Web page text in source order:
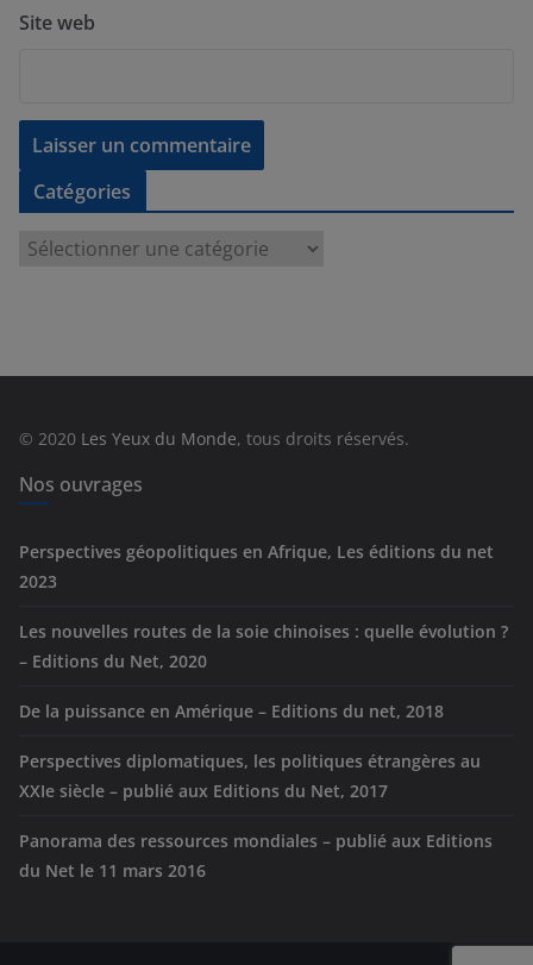
Site web
Catégories
e
© 2020 Les Yeux du Monde, tous droits réservés.
Nos ouvrages
Perspectives géopolitiques en Afrique, Les éditions du net
2023
Les nouvelles routes de la soie chinoises : quelle évolution ?
– Editions du Net, 2020
De la puissance en Amérique – Editions du net, 2018
Perspectives diplomatiques, les politiques étrangères au
XXIe siècle – publié aux Editions du Net, 2017
Panorama des ressources mondiales – publié aux Editions
du Net le 11 mars 2016